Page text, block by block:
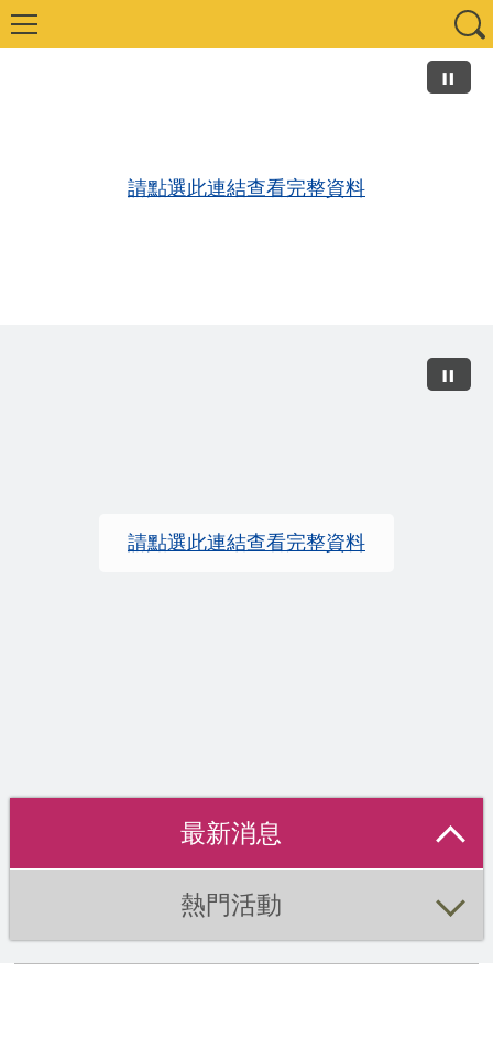
請點選此連結查看完整資料
請點選此連結查看完整資料
最新消息
熱門活動